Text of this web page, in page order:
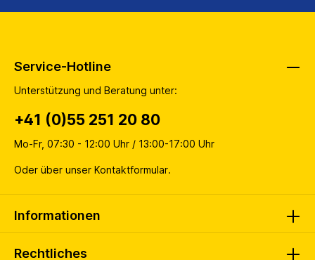
Service-Hotline
Unterstützung und Beratung unter:
+41 (0)55 251 20 80
Mo-Fr, 07:30 - 12:00 Uhr / 13:00-17:00 Uhr
Oder über unser Kontaktformular.
Informationen
Rechtliches